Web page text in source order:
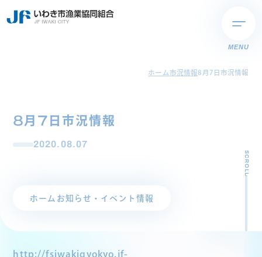
MENU
ホーム市況情報8月7日市況情報
8月7日市況情報
2020.08.07
ホーム お知らせ・イベント情報
SCROLL
http://fsiwakigyokyo.jf-